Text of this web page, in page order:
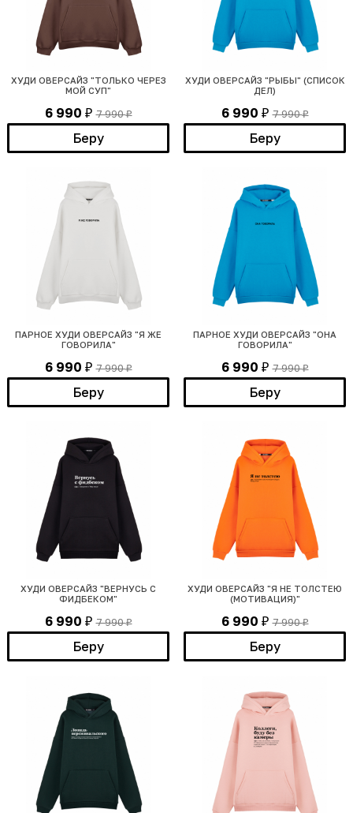
ХУДИ ОВЕРСАЙЗ "ТОЛЬКО ЧЕРЕЗ
МОЙ СУП"
6 990 ₽ 7 990₽
Беру
ХУДИ ОВЕРСАЙЗ "РЫБЫ" (СПИСОК
ДЕЛ)
6 990 ₽ 7 990₽
Беру
ПАРНОЕ ХУДИ ОВЕРСАЙЗ "Я ЖЕ
ГОВОРИЛА"
6 990 ₽ 7 990₽
Беру
ПАРНОЕ ХУДИ ОВЕРСАЙЗ "ОНА
ГОВОРИЛА"
6 990 ₽ 7 990₽
Беру
ХУДИ ОВЕРСАЙЗ "ВЕРНУСЬ С
ФИДБЕКОМ"
6 990 ₽ 7 990₽
Беру
ХУДИ ОВЕРСАЙЗ "Я НЕ ТОЛСТЕЮ
(МОТИВАЦИЯ)"
6 990 ₽ 7 990₽
Беру